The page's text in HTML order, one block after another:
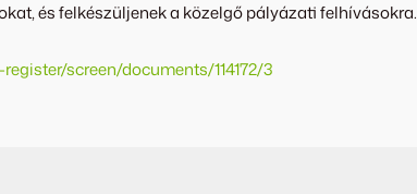
és felkészüljenek a közelgő pályázati felhívásokra.
screen/documents/114172/3